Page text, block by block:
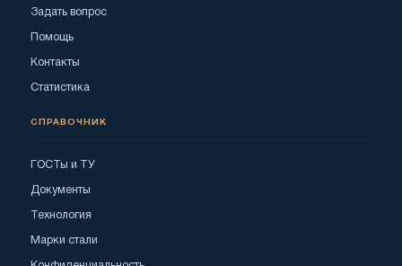
Задать вопрос
Помощь
Контакты
Статистика
СПРАВОЧНИК
ГОСТы и ТУ
Документы
Технология
Марки стали